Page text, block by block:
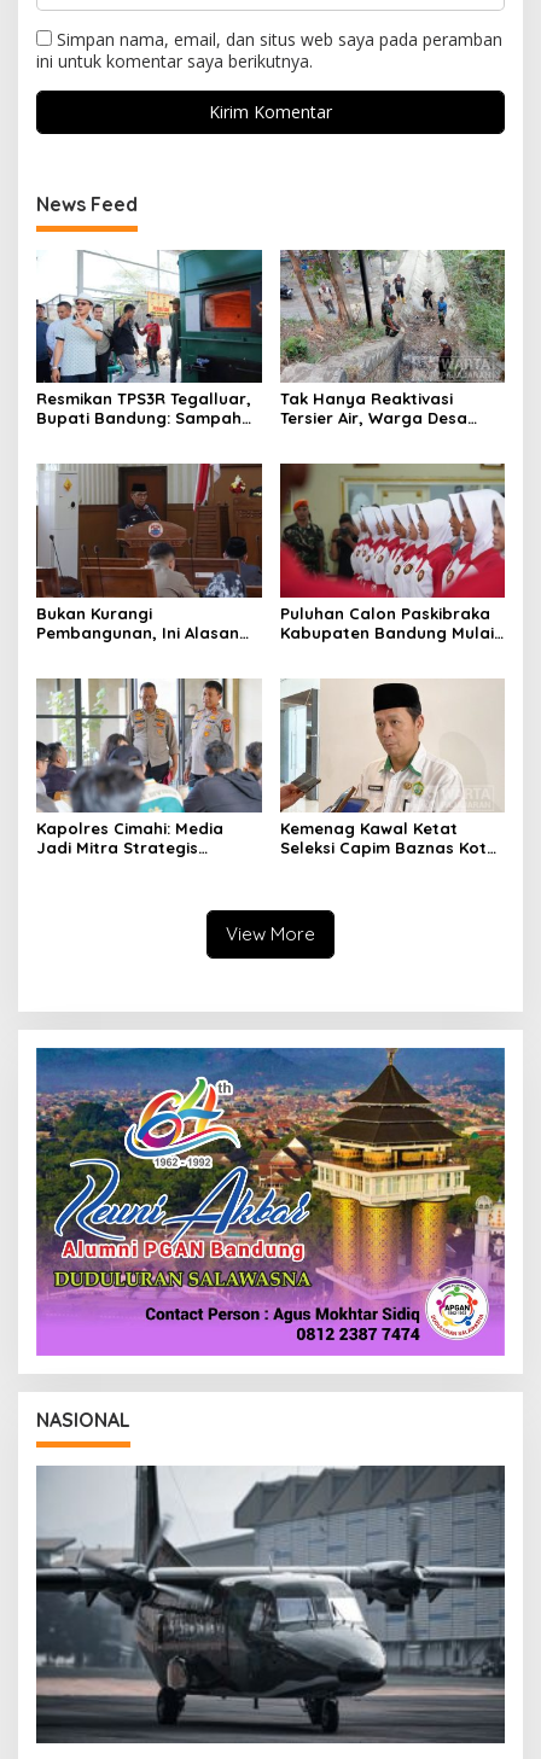
Simpan nama, email, dan situs web saya pada peramban
ini untuk komentar saya berikutnya.
News Feed
Resmikan TPS3R Tegalluar,
Bupati Bandung: Sampah
Tak Hanya Reaktivasi
Tersier Air, Warga Desa
Bukan Kurangi
Pembangunan, Ini Alasan
Daerah
Puluhan Calon Paskibraka
Kabupaten Bandung Mulai
Kapolres Cimahi: Media
Jadi Mitra Strategis
Kemenag Kawal Ketat
Seleksi Capim Baznas Kota
View More
NASIONAL